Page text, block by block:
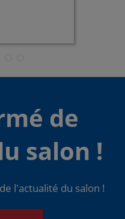
de
salon !
l'actualité du salon !